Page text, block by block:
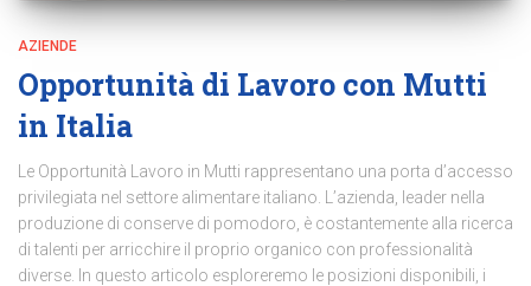
AZIENDE
Opportunità di Lavoro con Mutti
in Italia
Le Opportunità Lavoro in Mutti rappresentano una porta d’accesso
privilegiata nel settore alimentare italiano. L’azienda, leader nella
produzione di conserve di pomodoro, è costantemente alla ricerca
di talenti per arricchire il proprio organico con professionalità
diverse. In questo articolo esploreremo le posizioni disponibili, i